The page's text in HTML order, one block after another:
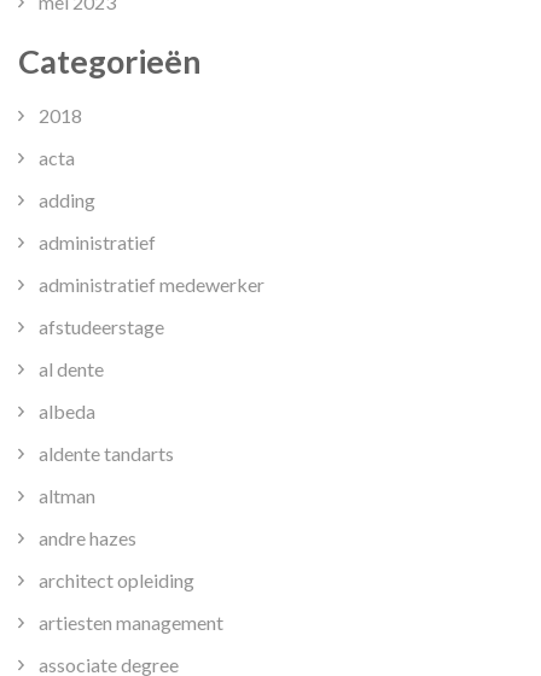
Categorieën
2018
acta
adding
administratief
administratief medewerker
afstudeerstage
al dente
albeda
aldente tandarts
altman
andre hazes
architect opleiding
artiesten management
associate degree